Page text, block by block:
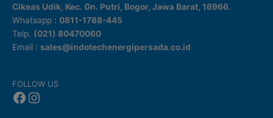
Cikeas Udik, Kec. Gn. Putri, Bogor, Jawa Barat, 16966.
Whatsapp : 0811-1788-445
Telp. (021) 80470060
Email : sales@indotechenergipersada.co.id
FOLLOW US
Facebook
Instagram